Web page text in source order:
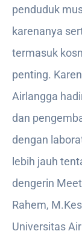
penduduk
karenanya
termasuk
penting.
Airlangga
dan
dengan
lebih jauh
dengerin
Rahem,
Universitas